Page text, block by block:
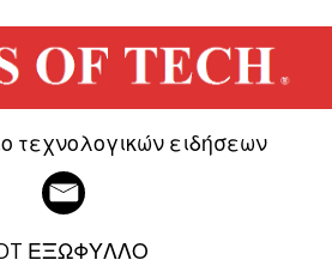
τεχνολογικών ειδήσεων
ΕΞΩΦΥΛΛΟ